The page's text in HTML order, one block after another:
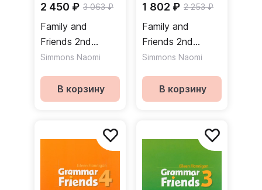
2 450 ₽ 3 063 ₽
Family and
Friends 2nd
Edition 2 Class
Simmons Naomi
В корзину
1 802 ₽ 2 253 ₽
Family and
Friends 2nd
Edition 1 Class
Simmons Naomi
В корзину